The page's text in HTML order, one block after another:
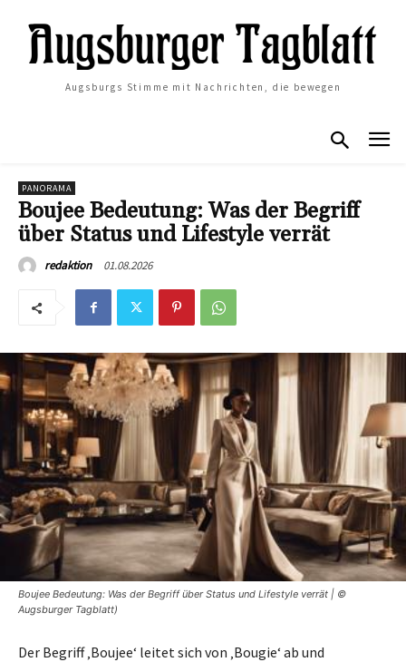
Augsburgs Stimme mit Nachrichten, die bewegen
PANORAMA
Boujee Bedeutung: Was der Begriff
über Status und Lifestyle verrät
redaktion 01.08.2026
Boujee Bedeutung: Was der Begriff über Status und Lifestyle verrät | ©
Augsburger Tagblatt)
Der Begriff ‚Boujee‘ leitet sich von ‚Bougie‘ ab und